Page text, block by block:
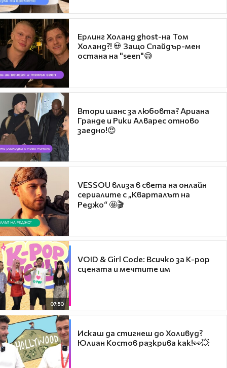
Ерлинг Холанд ghost-на Том
Холанд?! 💀 Защо Спайдър-мен
остана на "seen"😅
Втори шанс за любовта? Ариана
Гранде и Рики Алварес отново
заедно!😍
VESSOU влиза в света на онлайн
сериалите с „Кварталът на
Реджо“ 🤩🎬
07:50
VOID & Girl Code: Всичко за K-pop
сцената и мечтите им
Искаш да стигнеш до Холивуд?
Юлиан Костов разкрива как!👀💥